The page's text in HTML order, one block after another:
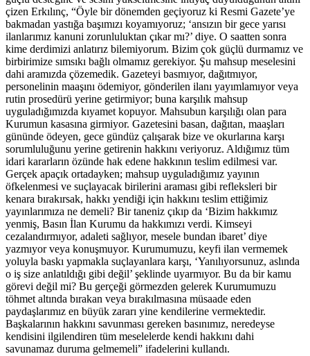
çizen Erkılınç, “Öyle bir dönemden geçiyoruz ki Resmi Gazete’ye
bakmadan yastığa başımızı koyamıyoruz; ‘ansızın bir gece yarısı
ilanlarımız kanuni zorunluluktan çıkar mı?’ diye. O saatten sonra
kime derdimizi anlatırız bilemiyorum. Bizim çok güçlü durmamız ve
birbirimize sımsıkı bağlı olmamız gerekiyor. Şu mahsup meselesini
dahi aramızda çözemedik. Gazeteyi basmıyor, dağıtmıyor,
personelinin maaşını ödemiyor, gönderilen ilanı yayımlamıyor veya
rutin prosedürü yerine getirmiyor; buna karşılık mahsup
uyguladığımızda kıyamet kopuyor. Mahsubun karşılığı olan para
Kurumun kasasına girmiyor. Gazetesini basan, dağıtan, maaşları
gününde ödeyen, gece gündüz çalışarak bize ve okurlarına karşı
sorumluluğunu yerine getirenin hakkını veriyoruz. Aldığımız tüm
idari kararların özünde hak edene hakkının teslim edilmesi var.
Gerçek apaçık ortadayken; mahsup uyguladığımız yayının
öfkelenmesi ve suçlayacak birilerini araması gibi refleksleri bir
kenara bırakırsak, hakkı yendiği için hakkını teslim ettiğimiz
yayınlarımıza ne demeli? Bir taneniz çıkıp da ‘Bizim hakkımız
yenmiş, Basın İlan Kurumu da hakkımızı verdi. Kimseyi
cezalandırmıyor, adaleti sağlıyor, mesele bundan ibaret’ diye
yazmıyor veya konuşmuyor. Kurumumuzu, keyfi ilan vermemek
yoluyla baskı yapmakla suçlayanlara karşı, ‘Yanılıyorsunuz, aslında
o iş size anlatıldığı gibi değil’ şeklinde uyarmıyor. Bu da bir kamu
görevi değil mi? Bu gerçeği görmezden gelerek Kurumumuzu
töhmet altında bırakan veya bırakılmasına müsaade eden
paydaşlarımız en büyük zararı yine kendilerine vermektedir.
Başkalarının hakkını savunması gereken basınımız, neredeyse
kendisini ilgilendiren tüm meselelerde kendi hakkını dahi
savunamaz duruma gelmemeli” ifadelerini kullandı.